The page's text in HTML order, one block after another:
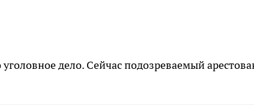
дело. Сейчас подозреваемый